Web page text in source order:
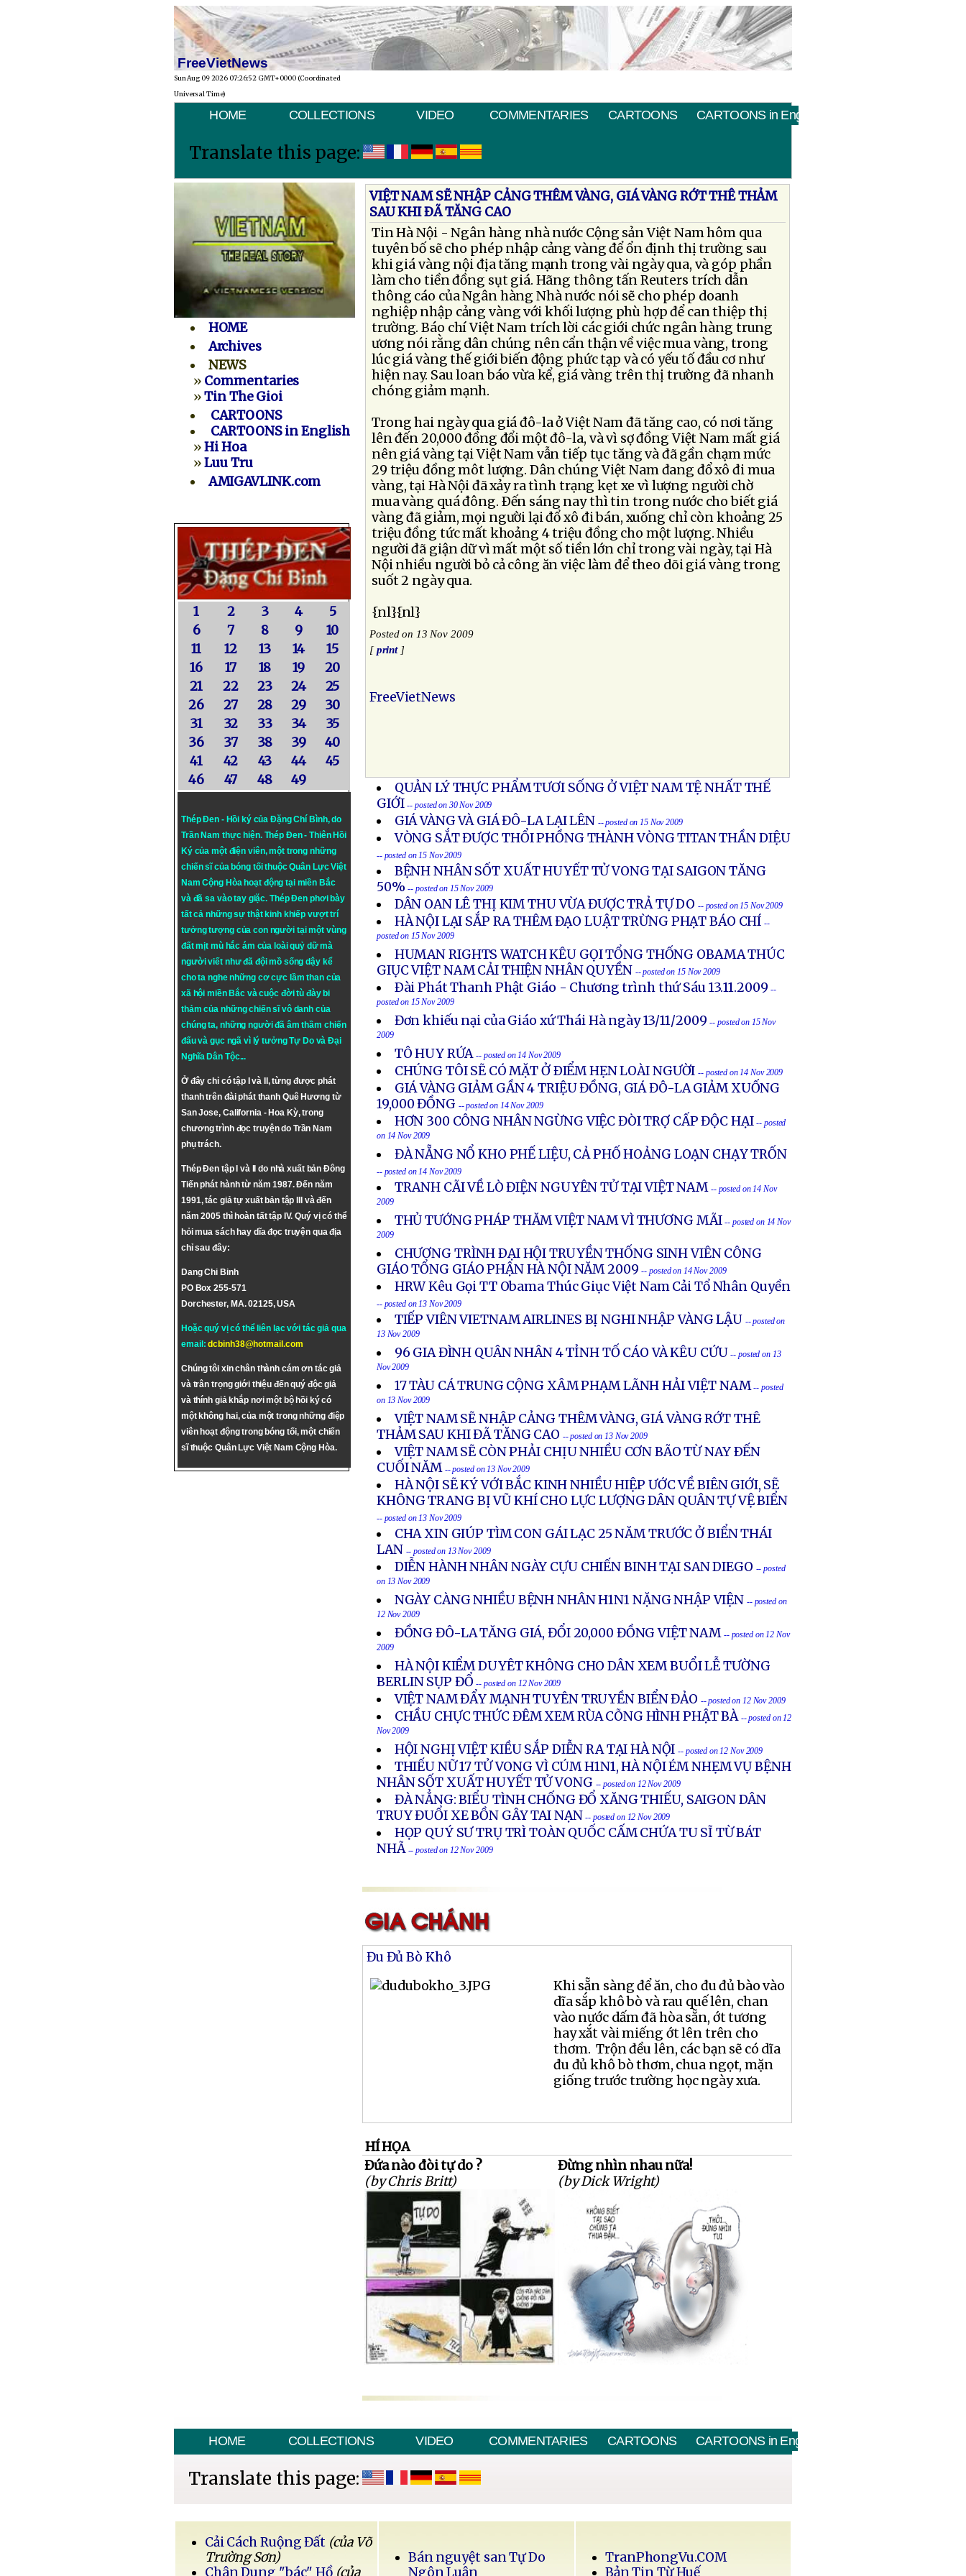
FreeVietNews
Sun Aug 09 2026 07:26:52 GMT+0000 (Coordinated
Universal Time)
HOME COLLECTIONS VIDEO COMMENTARIES CARTOONS CARTOONS in English
Translate this page:
HOME
Archives
NEWS
» Commentaries
»Tin The Gioi
CARTOONS
CARTOONS in English
»Hi Hoa
»Luu Tru
AMIGAVLINK.com
1 2 3 4
5
6
7 8 9
10
11
12 13 14
15
16
17 18 19
20
21
22 23 24
25
26
27 28 29
30
31
32 33 34
35
36
37 38 39
40
41
42 43 44
45
46
47 48 49
Thép Đen - Hồi ký của Đặng Chí Bình, do
Trần Nam thực hiện. Thép Đen- Thiên Hồi
Ký của một điện viên, một trong những
chiến sĩ của bóng tối thuộc Quân Lực Việt
Nam Cộng Hòa hoạt động tại miền Bắc
và đã sa vào tay giặc. Thép Đen phơi bày
tất cả những sự thật kinh khiếp vượt trí
tưởng tượng của con người tại một vùng
đất mịt mù hắc ám của loài quỷ dữ mà
người viết như đã đội mồ sống dậy kể
cho ta nghe những cơ cực lầm than của
xã hội miền Bắc và cuộc đời tù đày bi
thảm của những chiến sĩ vô danh của
chúng ta, những người đã âm thầm chiến
đấu và gục ngã vì lý tưởngTự DovàĐại
Nghĩa Dân Tộc...
Ở đây chỉ có tập I và II, từng được phát
thanh trên đài phát thanh Quê Hương từ
San Jose, California - Hoa Kỳ, trong
chương trình đọc truyện do Trần Nam
phụ trách.
Thép Đen tập I và II do nhà xuất bản Đông
Tiến phát hành từ năm 1987. Đến năm
1991, tác giả tự xuất bản tập III và đến
năm 2005 thì hoàn tất tập IV. Quý vị có thể
hỏi mua sách hay dĩa đọc truyện qua địa
chỉ sau đây:
Dang Chi Binh
PO Box 255-571
Dorchester, MA. 02125, USA
Hoặc quý vị có thể liên lạc với tác giả qua
email:dcbinh38@hotmail.com
Chúng tôi xin chân thành cám ơn tác giả
và trân trọng giới thiệu đến quý độc giả
và thính giả khắp nơi một bộ hồi ký có
một không hai, của một trong những điệp
viên hoạt động trong bóng tối, một chiến
sĩ thuộc Quân Lực Việt Nam Cộng Hòa.
VIỆT NAM SẼ NHẬP CẢNG THÊM VÀNG, GIÁ VÀNG RỚT THÊ THẢM
SAU KHI ÐÃ TĂNG CAO
Tin Hà Nội - Ngân hàng nhà nước Cộng sản Việt Nam hôm qua
tuyên bố sẽ cho phép nhập cảng vàng để ổn định thị trường sau
khi giá vàng nội địa tăng mạnh trong vài ngày qua, và góp phần
làm cho tiền đồng sụt giá. Hãng thông tấn Reuters trích dẫn
thông cáo của Ngân hàng Nhà nước nói sẽ cho phép doanh
nghiệp nhập cảng vàng với khối lượng phù hợp để can thiệp thị
trường. Báo chí Việt Nam trích lời các giới chức ngân hàng trung
ương nói rằng dân chúng nên cẩn thận về việc mua vàng, trong
lúc giá vàng thế giới biến động phức tạp và có yếu tố đầu cơ như
hiện nay. Sau loan báo vừa kể, giá vàng trên thị trường đã nhanh
chóng giảm mạnh.
Trong hai ngày qua giá đô-la ở Việt Nam đã tăng cao, có nơi tăng
lên đến 20,000 đồng đổi một đô-la, và vì sợ đồng Việt Nam mất giá
nên giá vàng tại Việt Nam vẫn tiếp tục tăng và đã gần chạm mức
29 triệu đồng môt lượng. Dân chúng Việt Nam đang đổ xô đi mua
vàng, tại Hà Nội đã xảy ra tình trạng kẹt xe vì lượng người chờ
mua vàng quá đông. Ðến sáng nay thì tin trong nước cho biết giá
vàng đã giảm, mọi người lại đổ xô đi bán, xuống chỉ còn khoảng 25
triệu đồng tức mất khoảng 4 triệu đồng cho một lượng. Nhiều
người đã giận dữ vì mất một số tiền lớn chỉ trong vài ngày, tại Hà
Nội nhiều người bỏ cả công ăn việc làm để theo dõi giá vàng trong
suốt 2 ngày qua.
{nl}{nl}
Posted on 13 Nov 2009
[print]
FreeVietNews
QUẢN LÝ THỰC PHẨM TƯƠI SỐNG Ở VIỆT NAM TỆ NHẤT THẾ
GIỚI-- posted on 30 Nov 2009
GIÁ VÀNG VÀ GIÁ ĐÔ-LA LẠI LÊN -- posted on 15 Nov 2009
VÒNG SẮT ĐƯỢC THỔI PHỒNG THÀNH VÒNG TITAN THẦN DIỆU
-- posted on 15 Nov 2009
BỆNH NHÂN SỐT XUẤT HUYẾT TỬ VONG TẠI SAIGON TĂNG
50%-- posted on 15 Nov 2009
DÂN OAN LÊ THỊ KIM THU VỪA ĐƯỢC TRẢ TỰ DO -- posted on 15 Nov 2009
HÀ NỘI LẠI SẮP RA THÊM ĐẠO LUẬT TRỪNG PHẠT BÁO CHÍ --
posted on 15 Nov 2009
HUMAN RIGHTS WATCH KÊU GỌI TỔNG THỐNG OBAMA THÚC
GIỤC VIỆT NAM CẢI THIỆN NHÂN QUYỀN -- posted on 15 Nov 2009
Ðài Phát Thanh Phật Giáo - Chương trình thứ Sáu 13.11.2009 --
posted on 15 Nov 2009
Đơn khiếu nại của Giáo xứ Thái Hà ngày 13/11/2009 -- posted on 15 Nov
2009
TÔ HUY RỨA -- posted on 14 Nov 2009
CHÚNG TÔI SẼ CÓ MẶT Ở ÐIỂM HẸN LOÀI NGƯỜI -- posted on 14 Nov 2009
GIÁ VÀNG GIẢM GẦN 4 TRIỆU ĐỒNG, GIÁ ĐÔ-LA GIẢM XUỐNG
19,000 ĐỒNG -- posted on 14 Nov 2009
HƠN 300 CÔNG NHÂN NGỪNG VIỆC ĐÒI TRỢ CẤP ĐỘC HẠI-- posted
on 14 Nov 2009
ĐÀ NẴNG NỔ KHO PHẾ LIỆU, CẢ PHỐ HOẢNG LOẠN CHẠY TRỐN
-- posted on 14 Nov 2009
TRANH CÃI VỀ LÒ ĐIỆN NGUYÊN TỬ TẠI VIỆT NAM -- posted on 14 Nov
2009
THỦ TƯỚNG PHÁP THĂM VIỆT NAM VÌ THƯƠNG MÃI -- posted on 14 Nov
2009
CHƯƠNG TRÌNH ÐẠI HỘI TRUYỀN THỐNG SINH VIÊN CÔNG
GIÁO TỔNG GIÁO PHẬN HÀ NỘI NĂM 2009 -- posted on 14 Nov 2009
HRW Kêu Gọi TT Obama Thúc Giục Việt Nam Cải Tổ Nhân Quyền
-- posted on 13 Nov 2009
TIẾP VIÊN VIETNAM AIRLINES BỊ NGHI NHẬP VÀNG LẬU -- posted on
13 Nov 2009
96 GIA ĐÌNH QUÂN NHÂN 4 TỈNH TỐ CÁO VÀ KÊU CỨU -- posted on 13
Nov 2009
17 TÀU CÁ TRUNG CỘNG XÂM PHẠM LÃNH HẢI VIỆT NAM -- posted
on 13 Nov 2009
VIỆT NAM SẼ NHẬP CẢNG THÊM VÀNG, GIÁ VÀNG RỚT THÊ
THẢM SAU KHI ĐÃ TĂNG CAO -- posted on 13 Nov 2009
VIỆT NAM SẼ CÒN PHẢI CHỊU NHIỀU CƠN BÃO TỪ NAY ÐẾN
CUỐI NĂM -- posted on 13 Nov 2009
HÀ NỘI SẼ KÝ VỚI BẮC KINH NHIỀU HIỆP ƯỚC VỀ BIÊN GIỚI, SẼ
KHÔNG TRANG BỊ VŨ KHÍ CHO LỰC LƯỢNG DÂN QUÂN TỰ VỆ BIỂN
-- posted on 13 Nov 2009
CHA XIN GIÚP TÌM CON GÁI LẠC 25 NĂM TRƯỚC Ở BIỂN THÁI
LAN -- posted on 13 Nov 2009
DIỄN HÀNH NHÂN NGÀY CỰU CHIẾN BINH TẠI SAN DIEGO -- posted
on 13 Nov 2009
NGÀY CÀNG NHIỀU BỆNH NHÂN H1N1 NẶNG NHẬP VIỆN -- posted on
12 Nov 2009
ĐỒNG ĐÔ-LA TĂNG GIÁ, ĐỔI 20,000 ĐỒNG VIỆT NAM -- posted on 12 Nov
2009
HÀ NỘI KIỂM DUYÊT KHÔNG CHO DÂN XEM BUỔI LỄ TƯỜNG
BERLIN SỤP ĐỔ -- posted on 12 Nov 2009
VIỆT NAM ĐẨY MẠNH TUYÊN TRUYỀN BIỂN ĐẢO -- posted on 12 Nov 2009
CHẦU CHỰC THỨC ĐÊM XEM RÙA CÕNG HÌNH PHẬT BÀ -- posted on 12
Nov 2009
HỘI NGHỊ VIỆT KIỀU SẮP DIỄN RA TẠI HÀ NỘI -- posted on 12 Nov 2009
THIẾU NỮ 17 TỬ VONG VÌ CÚM H1N1, HÀ NỘI ÉM NHẸM VỤ BỆNH
NHÂN SỐT XUẤT HUYẾT TỬ VONG -- posted on 12 Nov 2009
ĐÀ NẲNG: BIỂU TÌNH CHỐNG ĐỔ XĂNG THIẾU, SAIGON DÂN
TRUY ĐUỔI XE BỒN GÂY TAI NẠN -- posted on 12 Nov 2009
HỌP QUÝ SƯ TRỤ TRÌ TOÀN QUỐC CẤM CHỨA TU SĨ TỪ BÁT
NHÃ -- posted on 12 Nov 2009
Đu Đủ Bò Khô
Khi sẵn sàng để ăn, cho đu đủ bào vào
dĩa sắp khô bò và rau quế lên, chan
vào nước dấm đã hòa sẵn, ớt tương
hay xắt vài miếng ớt lên trên cho
thơm. Trộn đều lên, các bạn sẽ có dĩa
đu đủ khô bò thơm, chua ngọt, mặn
giống trước trường học ngày xưa.
HÍ HỌA
Đứa nào đòi tự do ?
(by Chris Britt)
Đừng nhìn nhau nữa!
(by Dick Wright)
HOME COLLECTIONS VIDEO COMMENTARIES CARTOONS CARTOONS in English
Translate this page:
Cải Cách Ruộng Đất (của Võ
Trường Sơn)
Chân Dung "bác" Hồ (của
Bán nguyệt san Tự Do
Ngôn Luận
TranPhongVu.COM
Bản Tin Từ Huế